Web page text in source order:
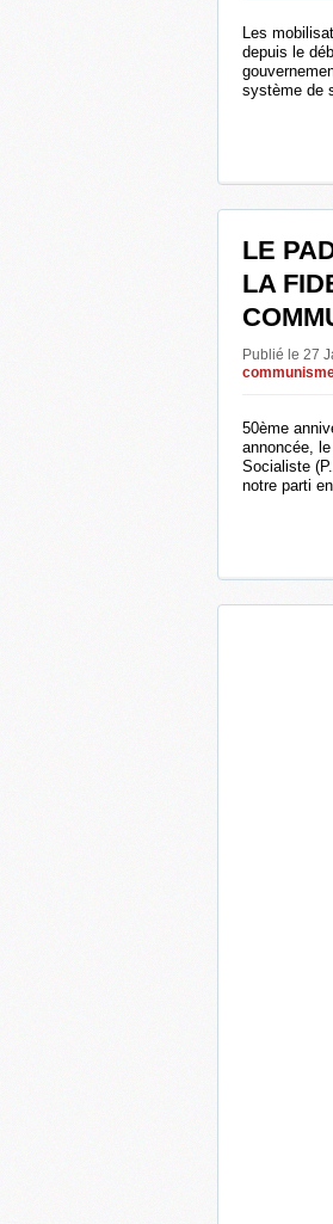
Les
depuis le
système de
LE
LA
Publié le 27
50ème
annoncée,
Socialiste
notre parti